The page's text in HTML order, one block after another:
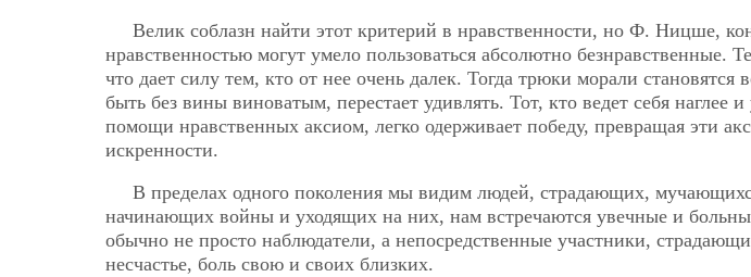
Велик соблазн найти этот критерий в нравственности, но Ф. Ницше,
нравственностью могут умело пользоваться абсолютно безнравственные.
что дает силу тем, кто от нее очень далек. Тогда трюки морали
быть без вины виноватым, перестает удивлять. Тот, кто ведет себя наглее
помощи нравственных аксиом, легко одерживает победу, превращая эти
искренности.
В пределах одного поколения мы видим людей, страдающих,
начинающих войны и уходящих на них, нам встречаются увечные и
обычно не просто наблюдатели, а непосредственные участники,
несчастье, боль свою и своих близких.